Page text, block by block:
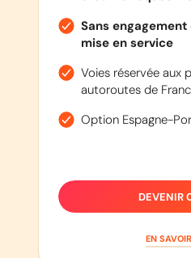
Sans
mise en service
Voies réservée aux
autoroutes de
Option Espagne-
DEVENIR
EN